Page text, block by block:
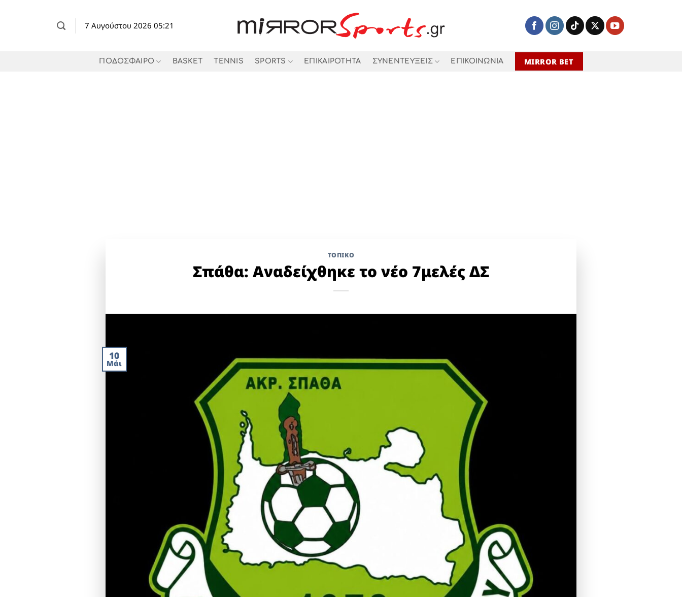
7 Αυγούστου 2026 05:21
ΠΟΔΟΣΦΑΙΡΟ BASKET TENNIS SPORTS ΕΠΙΚΑΙΡΟΤΗΤΑ ΣΥΝΕΝΤΕΥΞΕΙΣ ΕΠΙΚΟΙΝΩΝΙΑ MIRROR BET
ΤΟΠΙΚΌ
Σπάθα: Αναδείχθηκε το νέο 7μελές ΔΣ
10
Μάι